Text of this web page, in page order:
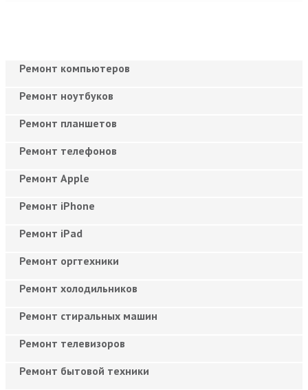
Ремонт компьютеров
Ремонт ноутбуков
Ремонт планшетов
Ремонт телефонов
Ремонт Apple
Ремонт iPhone
Ремонт iPad
Ремонт оргтехники
Ремонт холодильников
Ремонт стиральных машин
Ремонт телевизоров
Ремонт бытовой техники